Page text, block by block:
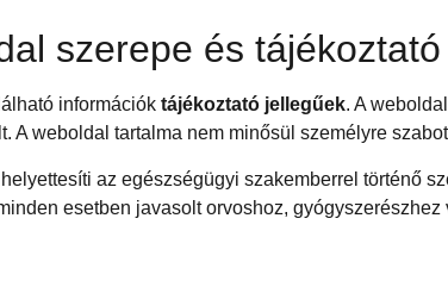
szerepe és
információk tájékoztató jellegűek. A
A weboldal tartalma nem minősül személyre
az egészségügyi szakemberrel történő
esetben javasolt orvoshoz,